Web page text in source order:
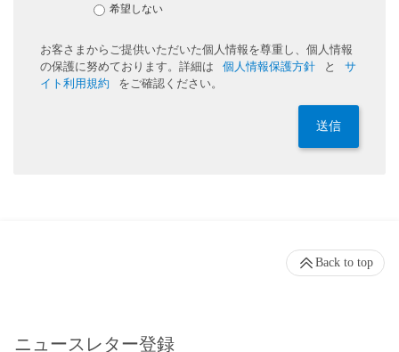
希望しない
お客さまからご提供いただいた個人情報を尊重し、個人情報
の保護に努めております。詳細は
個人情報保護方針 と
サ
イト利用規約
をご確認ください。
送信
ニュースレター登録
Back to top